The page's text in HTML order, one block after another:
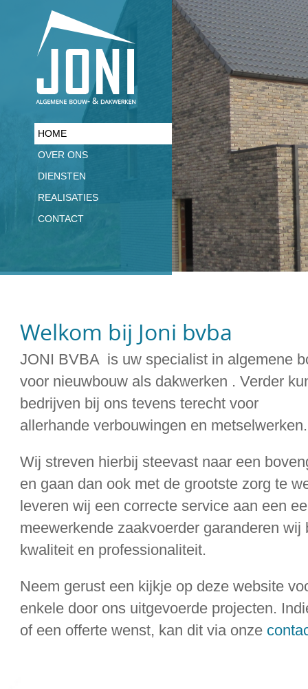
HOME
OVER ONS
DIENSTEN
REALISATIES
CONTACT
Welkom bij Joni bvba
JONI BVBA is uw specialist in algemene
voor nieuwbouw als dakwerken . Verder
bedrijven bij ons tevens terecht voor
allerhande verbouwingen en metselwerken.
Wij streven hierbij steevast naar een
en gaan dan ook met de grootste zorg te
leveren wij een correcte service aan een
meewerkende zaakvoerder garanderen wij
kwaliteit en professionaliteit.
Neem gerust een kijkje op deze website
enkele door ons uitgevoerde projecten.
of een offerte wenst, kan dit via onze